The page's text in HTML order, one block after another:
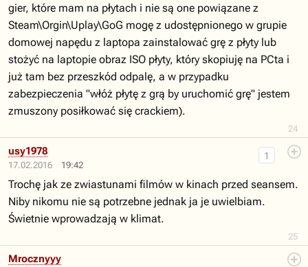
24
gier, które mam na płytach i nie są one powiązane z
Steam\Orgin\Uplay\GoG mogę z udostępnionego w grupie
domowej napędu z laptopa zainstalować grę z płyty lub
stożyć na laptopie obraz ISO płyty, który skopiuję na PCta i
już tam bez przeszkód odpalę, a w przypadku
zabezpieczenia "włóż płytę z grą by uruchomić grę" jestem
zmuszony posiłkować się crackiem).
17.02.2016 19:42
25
1
usy1978
Trochę jak ze zwiastunami filmów w kinach przed seansem.
Niby nikomu nie są potrzebne jednak ja je uwielbiam.
Świetnie wprowadzają w klimat.
Mrocznyyy